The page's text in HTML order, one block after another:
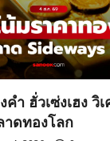
ำ ฮั่วเซ่งเฮง วิ
ดทองโลก